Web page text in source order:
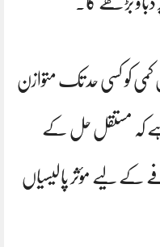
کمی کو کسی حد تک متوازن
ہے کہ مستقل حل کے
کے لیے مؤثر پالیسیاں